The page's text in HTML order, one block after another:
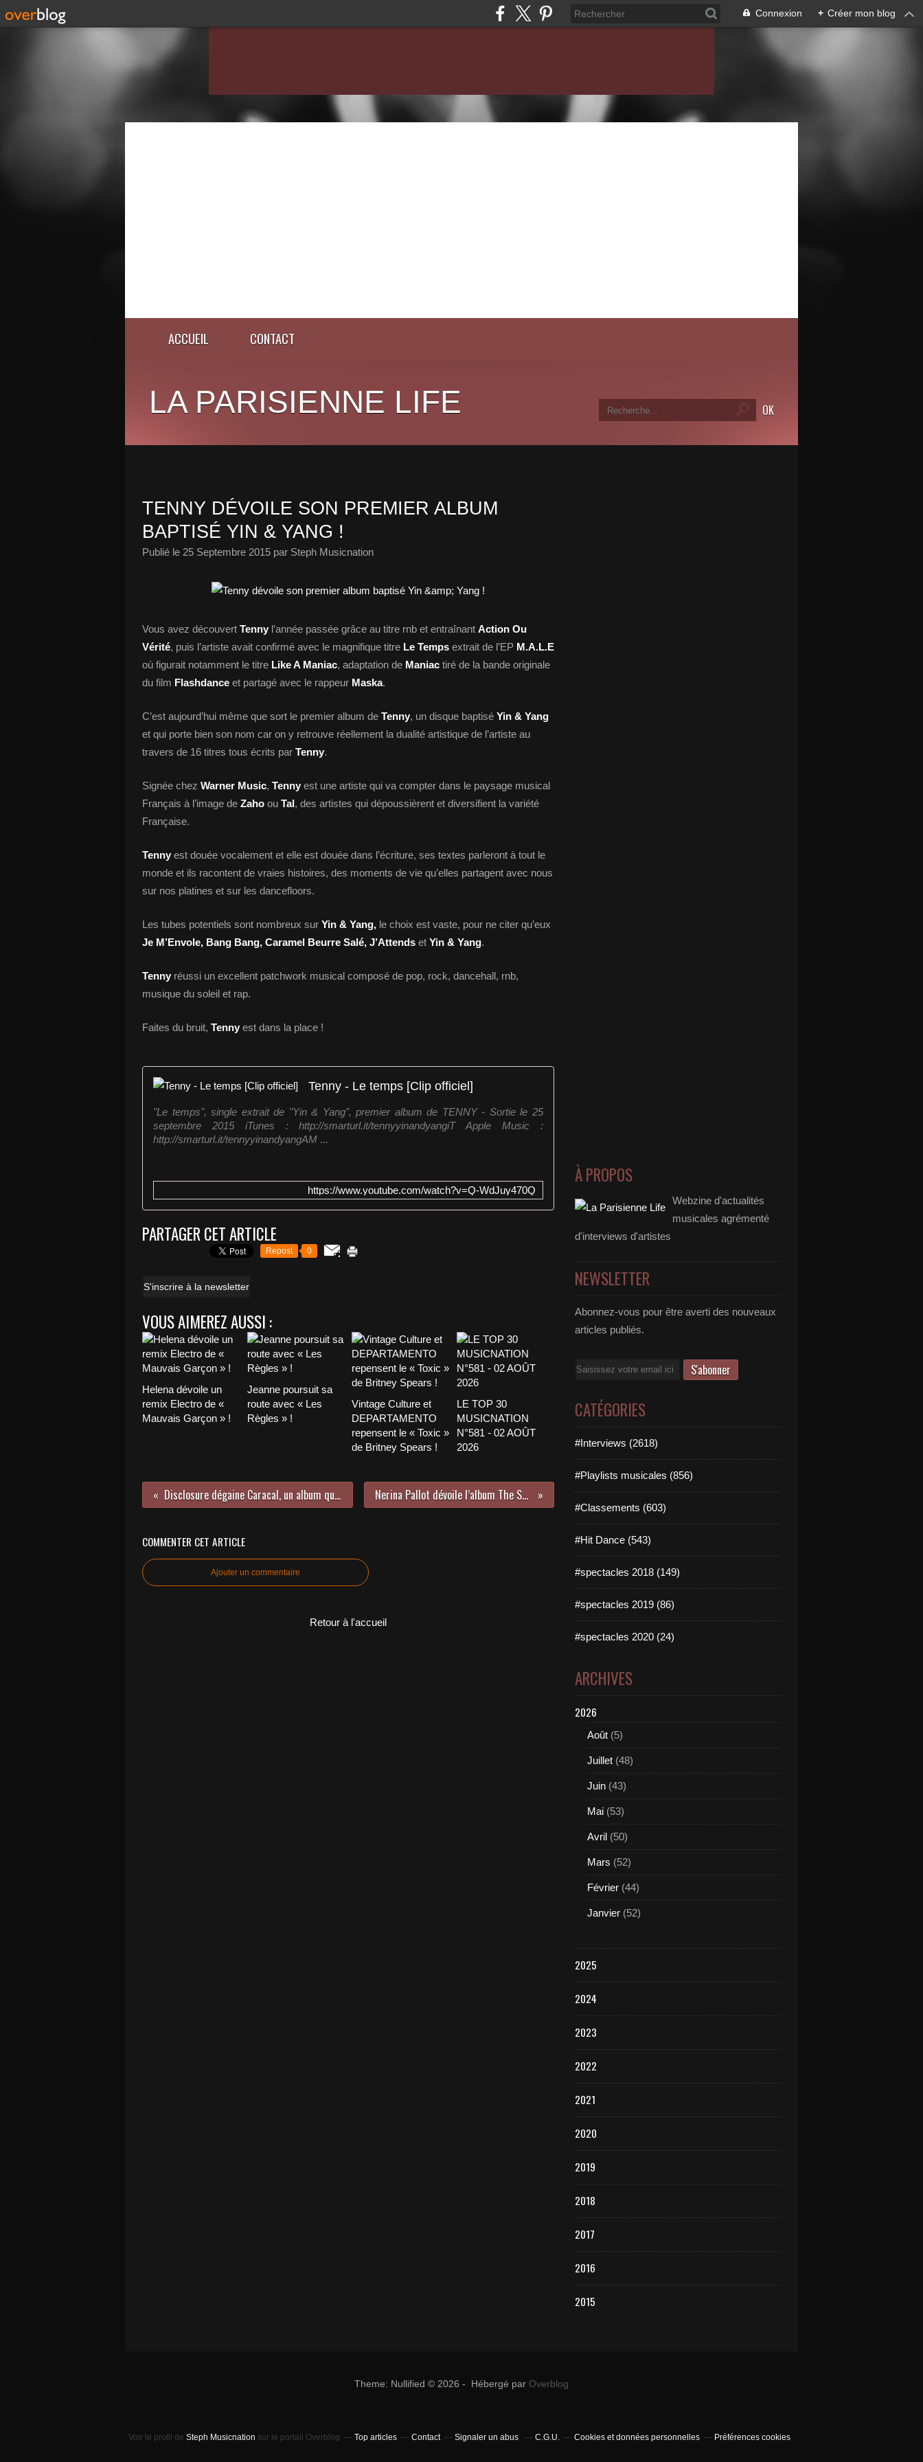
Connexion + Créer mon blog
ACCUEIL CONTACT
LA PARISIENNE LIFE
TENNY DÉVOILE SON PREMIER ALBUM
BAPTISÉ YIN & YANG !
Publié le 25 Septembre 2015 par Steph Musicnation
Vous avez découvert Tenny l’année passée grâce au titre rnb et entraînant Action Ou
Vérité, puis l’artiste avait confirmé avec le magnifique titre Le Temps extrait de l’EP M.A.L.E
où figurait notamment le titre Like A Maniac, adaptation de Maniac tiré de la bande originale
du film Flashdance et partagé avec le rappeur Maska.
C’est aujourd’hui même que sort le premier album de Tenny, un disque baptisé Yin & Yang
et qui porte bien son nom car on y retrouve réellement la dualité artistique de l’artiste au
travers de 16 titres tous écrits par Tenny.
Signée chez Warner Music, Tenny est une artiste qui va compter dans le paysage musical
Français à l’image de Zaho ou Tal, des artistes qui dépoussièrent et diversifient la variété
Française.
Tenny est douée vocalement et elle est douée dans l’écriture, ses textes parleront à tout le
monde et ils racontent de vraies histoires, des moments de vie qu’elles partagent avec nous
sur nos platines et sur les dancefloors.
Les tubes potentiels sont nombreux sur Yin & Yang, le choix est vaste, pour ne citer qu’eux
Je M’Envole, Bang Bang, Caramel Beurre Salé, J’Attends et Yin & Yang.
Tenny réussi un excellent patchwork musical composé de pop, rock, dancehall, rnb,
musique du soleil et rap.
Faites du bruit, Tenny est dans la place !
Tenny - Le temps [Clip officiel]
"Le temps", single extrait de "Yin & Yang", premier album de TENNY - Sortie le 25
septembre 2015 iTunes : http://smarturl.it/tennyyinandyangiT Apple Music :
http://smarturl.it/tennyyinandyangAM ...
https://www.youtube.com/watch?v=Q-WdJuy470Q
PARTAGER CET ARTICLE
Repost 0
S'inscrire à la newsletter
VOUS AIMEREZ AUSSI :
Helena dévoile un
remix Electro de «
Mauvais Garçon » !
Jeanne poursuit sa
route avec « Les
Règles » !
Vintage Culture et
DEPARTAMENTO
repensent le « Toxic »
de Britney Spears !
LE TOP 30
MUSICNATION
N°581 - 02 AOÛT
2026
Disclosure dégaine Caracal, un album qui a tout d’un best of ! Nerina Pallot dévoile l’album The Sound And The Fury !
COMMENTER CET ARTICLE
Ajouter un commentaire
Retour à l'accueil
À PROPOS
Webzine d'actualités
musicales agrémenté
d'interviews d'artistes
NEWSLETTER
Abonnez-vous pour être averti des nouveaux
articles publiés.
Email
CATÉGORIES
#Interviews (2618)
#Playlists musicales (856)
#Classements (603)
#Hit Dance (543)
#spectacles 2018 (149)
#spectacles 2019 (86)
#spectacles 2020 (24)
ARCHIVES
2026
Août (5)
Juillet (48)
Juin (43)
Mai (53)
Avril (50)
Mars (52)
Février (44)
Janvier (52)
2025
2024
2023
2022
2021
2020
2019
2018
2017
2016
2015
Theme: Nullified © 2026 - Hébergé par Overblog
Voir le profil de Steph Musicnation sur le portail Overblog Top articles Contact Signaler un abus C.G.U. Cookies et données personnelles Préférences cookies